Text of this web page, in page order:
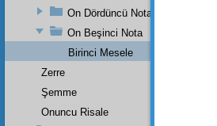
On Dördüncü Nota
On Beşinci Nota
Birinci Mesele
Zerre
Şemme
Onuncu Risale